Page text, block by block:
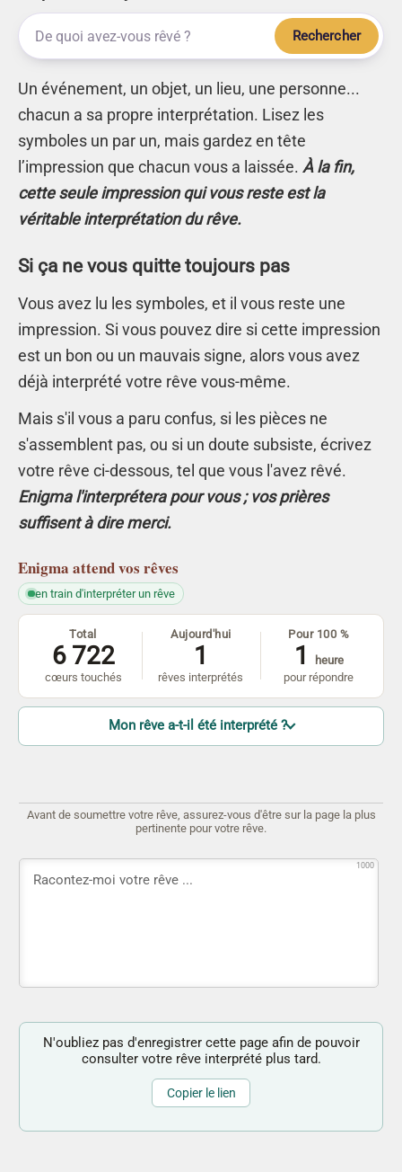
Rechercher
Un événement, un objet, un lieu, une personne...
chacun a sa propre interprétation. Lisez les
symboles un par un, mais gardez en tête
l’impression que chacun vous a laissée. À la fin,
cette seule impression qui vous reste est la
véritable interprétation du rêve.
Si ça ne vous quitte toujours pas
Vous avez lu les symboles, et il vous reste une
impression. Si vous pouvez dire si cette impression
est un bon ou un mauvais signe, alors vous avez
déjà interprété votre rêve vous-même.
Mais s'il vous a paru confus, si les pièces ne
s'assemblent pas, ou si un doute subsiste, écrivez
votre rêve ci-dessous, tel que vous l'avez rêvé.
Enigma l'interprétera pour vous ; vos prières
suffisent à dire merci.
Enigma attend vos rêves
en train d'interpréter un rêve
Total
6 722
cœurs touchés
Aujourd'hui
1
rêves interprétés
Pour 100 %
1
heure
pour répondre
Mon rêve a-t-il été interprété ?
Avant de soumettre votre rêve, assurez-vous d'être sur la page la plus
pertinente pour votre rêve.
1000
N'oubliez pas d'enregistrer cette page afin de pouvoir
consulter votre rêve interprété plus tard.
Copier le lien